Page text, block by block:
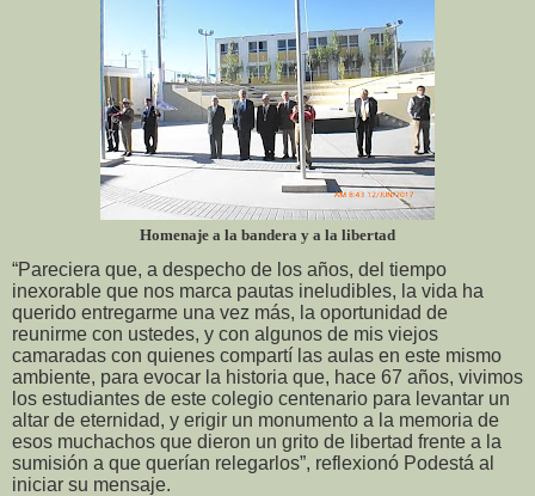
Homenaje a la bandera y a la libertad
“Pareciera que, a despecho de los años, del tiempo
inexorable que nos marca pautas ineludibles, la vida ha
querido entregarme una vez más, la oportunidad de
reunirme con ustedes, y con algunos de mis viejos
camaradas con quienes compartí las aulas en este mismo
ambiente, para evocar la historia que, hace 67 años, vivimos
los estudiantes de este colegio centenario para levantar un
altar de eternidad, y erigir un monumento a la memoria de
esos muchachos que dieron un grito de libertad frente a la
sumisión a que querían relegarlos”, reflexionó Podestá al
iniciar su mensaje.